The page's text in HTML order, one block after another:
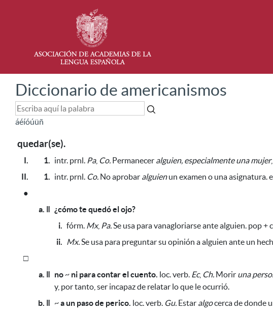
Diccionario de americanismos
áéíóúüñ
quedar(se).
I. 1. intr. prnl. Pa, Co. Permanecer alguien, especialmente una mujer,
II.
1. intr. prnl. Co. No aprobar alguienun examen o una asignatura.
●
a. ǁ ¿cómo te quedó el ojo?
i. fórm. Mx, Pa.Se usa para vanagloriarse ante alguien. pop
ii. Mx.Se usa para preguntar su opinión a alguien ante un
□
a. ǁ no ~ ni para contar el cuento. loc. verb. Ec, Ch. Morir una
y, por tanto, ser incapaz de relatar lo que le ocurrió.
b. ǁ ~a un paso de perico. loc. verb. Gu. Estar algocerca de donde